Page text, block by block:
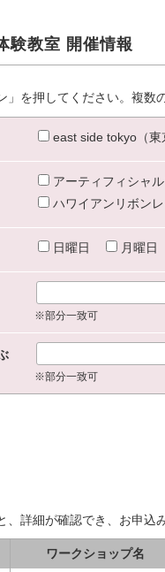
験教室 開催情報
」を押してください。複数
east side tokyo（東
アーティフィシャ
ハワイアンリボンレ
日曜日 月曜日
※部分一致可
※部分一致可
詳細が確認でき、お申込
ワークショップ名